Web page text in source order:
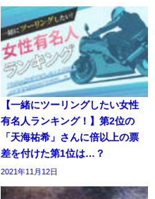
【一緒にツーリングしたい女性
有名人ランキング！】第2位の
「天海祐希」さんに倍以上の票
差を付けた第1位は…？
2021年11月12日